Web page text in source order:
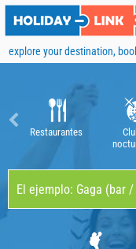
explore your destination,
Restaurantes